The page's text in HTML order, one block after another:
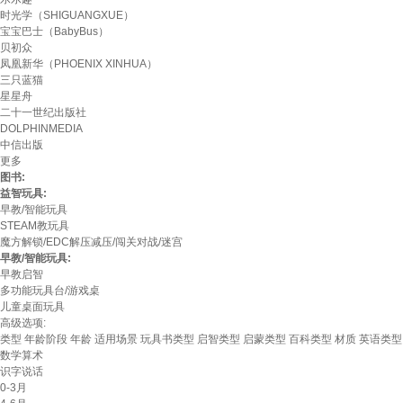
时光学（SHIGUANGXUE）
宝宝巴士（BabyBus）
贝初众
凤凰新华（PHOENIX XINHUA）
三只蓝猫
星星舟
二十一世纪出版社
DOLPHINMEDIA
中信出版
更多
图书:
益智玩具:
早教/智能玩具
STEAM教玩具
魔方解锁/EDC解压减压/闯关对战/迷宫
早教/智能玩具:
早教启智
多功能玩具台/游戏桌
儿童桌面玩具
高级选项:
类型 年龄阶段 年龄 适用场景 玩具书类型 启智类型 启蒙类型 百科类型 材质 英语类型
数学算术
识字说话
0-3月